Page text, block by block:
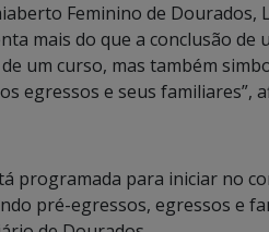
Feminino de Dourados,
mais do que a conclusão de
um curso, mas também
egressos e seus familiares”,
programada para iniciar no
pré-egressos, egressos e